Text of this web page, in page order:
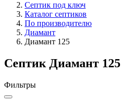
Септик под ключ
Каталог септиков
По производителю
Диамант
Диамант 125
Септик Диамант 125
Фильтры